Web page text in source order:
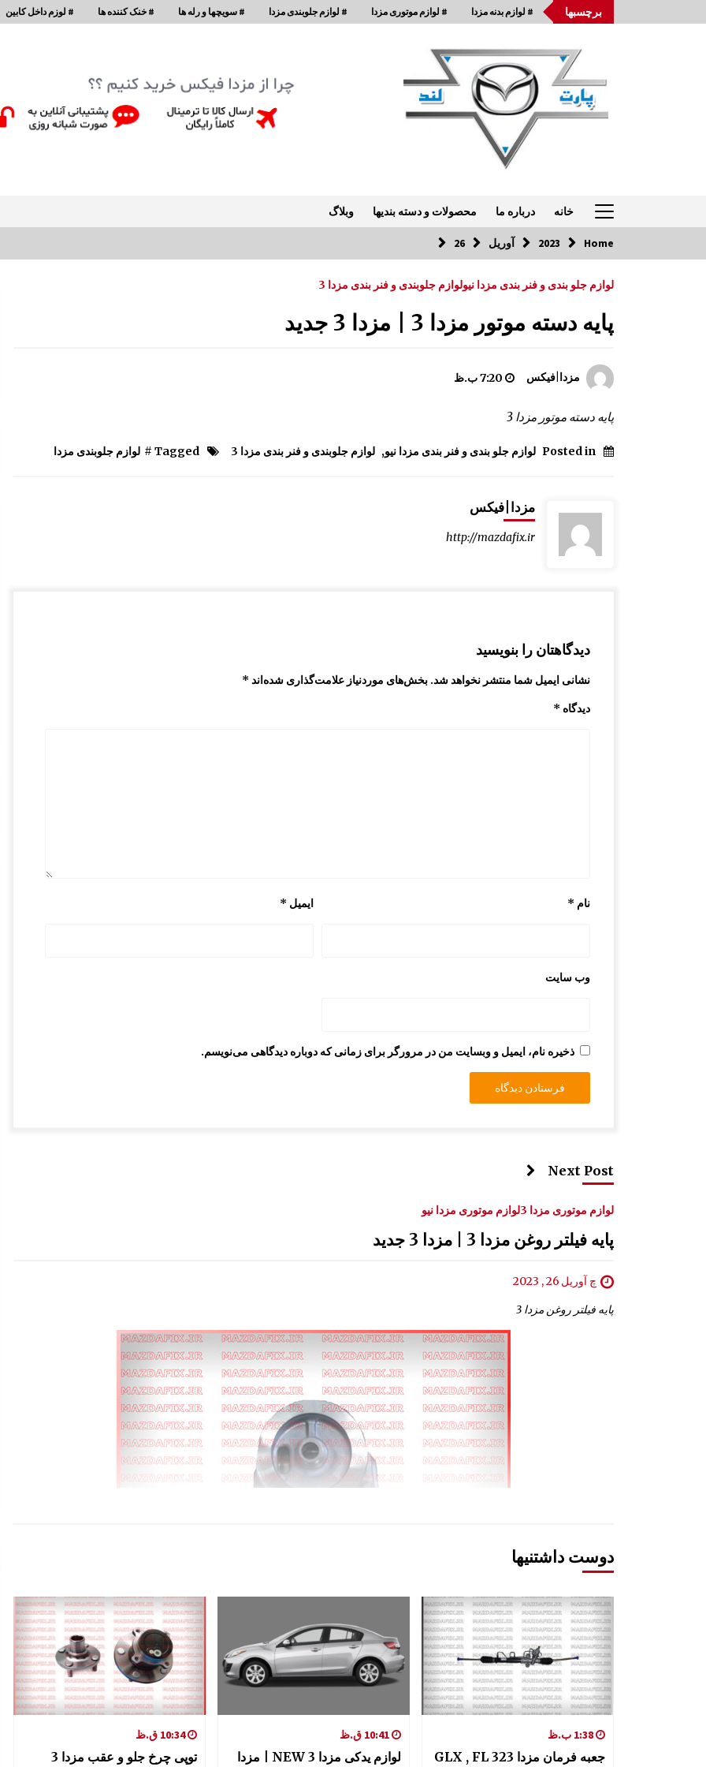
to
برچسبها # لوازم بدنه مزدا # لوازم موتوری مزدا # لوازم جلوبندی مزدا # سویچها و رله ها # خنک کننده ها # لوزم داخل کابین
خانه درباره ما محصولات و دسته بندیها وبلاگ
تماس با ما: 33954875-021
پمپ کنترل قفل درب مزدا 323 GLX , FL
آرم لیور دنده مزدا 323 GLX , FL
12:50 ب.ظ
Home
2023 آوریل 26
لوازم جلو بندی و فنر بندی مزدا نیولوازم جلوبندی و فنر بندی مزدا 3
پایه دسته موتور مزدا 3 | مزدا 3 جدید
مزدا|فیکس
پایه دسته موتور مزدا 3
Posted in لوازم جلو بندی و فنر بندی مزدا نیو, لوازم جلوبندی و فنر بندی مزدا 3 Tagged # لوازم جلوبندی مزدا
مزدا|فیکس
http://mazdafix.ir
دیدگاهتان را بنویسید
نشانی ایمیل شما منتشر نخواهد شد. بخش‌های موردنیاز علامت‌گذاری شده‌اند *
دیدگاه *
نام * ایمیل *
وب‌ سایت
ذخیره نام، ایمیل و وبسایت من در مرورگر برای زمانی که دوباره دیدگاهی می‌نویسم.
Next Post
لوازم موتوری مزدا 3 لوازم موتوری مزدا نیو
پایه فیلتر روغن مزدا 3 | مزدا 3 جدید
چ آوریل 26 , 2023
پایه فیلتر روغن مزدا 3
دوست داشتنیها
جعبه فرمان مزدا 323 GLX , FL
10:41 ق.ظ
لوازم یدکی مزدا 3 NEW | مزدا
10:34 ق.ظ
توپی چرخ جلو و عقب مزدا 3